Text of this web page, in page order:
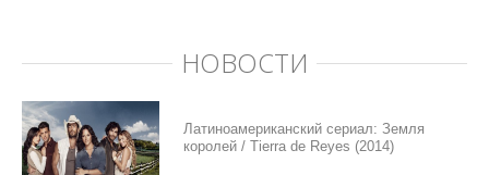
НОВОСТИ
Латиноамериканский сериал: Земля
королей / Tierra de Reyes (2014)